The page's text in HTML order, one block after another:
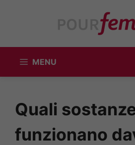
MENU
Quali
funzionano